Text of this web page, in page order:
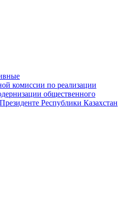
комиссии по реализации
общественного
Республики Казахстан